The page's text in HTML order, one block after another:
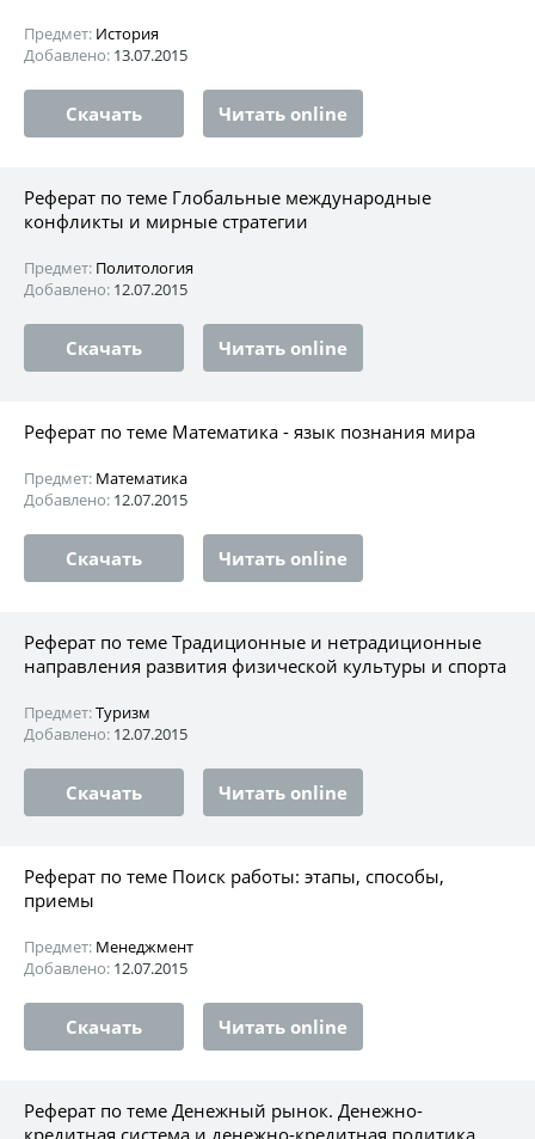
Предмет: История
Добавлено: 13.07.2015
Скачать Читать online
Реферат по теме Глобальные международные
конфликты и мирные стратегии
Предмет: Политология
Добавлено: 12.07.2015
Скачать Читать online
Реферат по теме Математика - язык познания мира
Предмет: Математика
Добавлено: 12.07.2015
Скачать Читать online
Реферат по теме Традиционные и нетрадиционные
направления развития физической культуры и спорта
Предмет:Туризм
Добавлено: 12.07.2015
Скачать Читать online
Реферат по теме Поиск работы: этапы, способы,
приемы
Предмет: Менеджмент
Добавлено: 12.07.2015
Скачать Читать online
Реферат по теме Денежный рынок. Денежно-
кредитная система и денежно-кредитная политика